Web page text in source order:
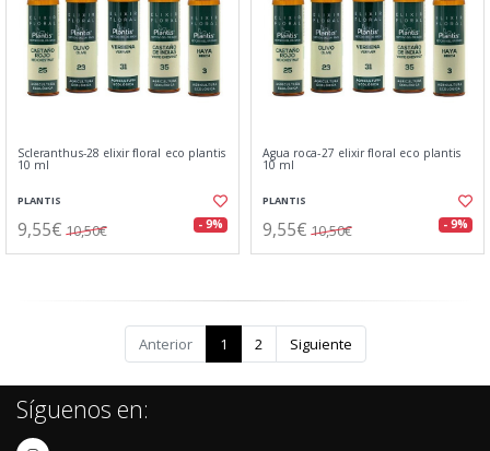
Scleranthus-28 elixir floral eco plantis
10 ml
PLANTIS
9,55€ 10,50€ - 9%
Agua roca-27 elixir floral eco plantis
10 ml
PLANTIS
9,55€ 10,50€ - 9%
Anterior 1 2 Siguiente
Síguenos en: